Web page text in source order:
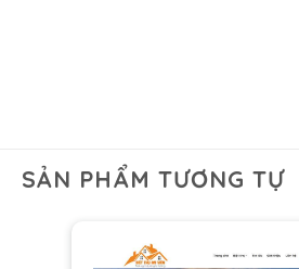
SẢN PHẨM TƯƠNG TỰ